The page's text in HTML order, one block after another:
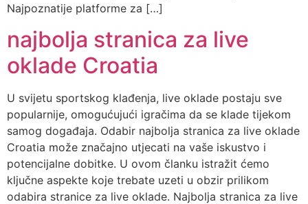
Najpoznatije platforme za […]
najbolja stranica za live
oklade Croatia
U svijetu sportskog klađenja, live oklade postaju sve
popularnije, omogućujući igračima da se klade tijekom
samog događaja. Odabir najbolja stranica za live oklade
Croatia može značajno utjecati na vaše iskustvo i
potencijalne dobitke. U ovom članku istražit ćemo
ključne aspekte koje trebate uzeti u obzir prilikom
odabira stranice za live oklade. Najbolja stranica za live